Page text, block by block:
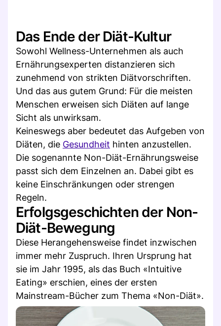
Das Ende der Diät-Kultur
Sowohl Wellness-Unternehmen als auch
Ernährungsexperten distanzieren sich
zunehmend von strikten Diätvorschriften.
Und das aus gutem Grund: Für die meisten
Menschen erweisen sich Diäten auf lange
Sicht als unwirksam.
Keineswegs aber bedeutet das Aufgeben von
Diäten, die Gesundheit hinten anzustellen.
Die sogenannte Non-Diät-Ernährungsweise
passt sich dem Einzelnen an. Dabei gibt es
keine Einschränkungen oder strengen
Regeln.
Erfolgsgeschichten der Non-
Diät-Bewegung
Diese Herangehensweise findet inzwischen
immer mehr Zuspruch. Ihren Ursprung hat
sie im Jahr 1995, als das Buch «Intuitive
Eating» erschien, eines der ersten
Mainstream-Bücher zum Thema «Non-Diät».